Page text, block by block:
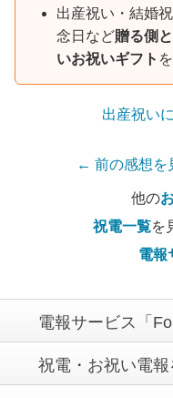
出産祝い・結婚
念日など贈る側
いお祝いギフト
出産祝い
← 前の感想を
他の
祝電一覧を
電報
電報サービス「
祝電・お祝い電報